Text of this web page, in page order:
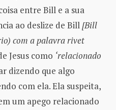
entre Bill e a sua
ao deslize de Bill[Bill
com a palavra rivet
Jesus como ‘relacionado
dizendo que algo
com ela. Ela suspeita,
um apego relacionado